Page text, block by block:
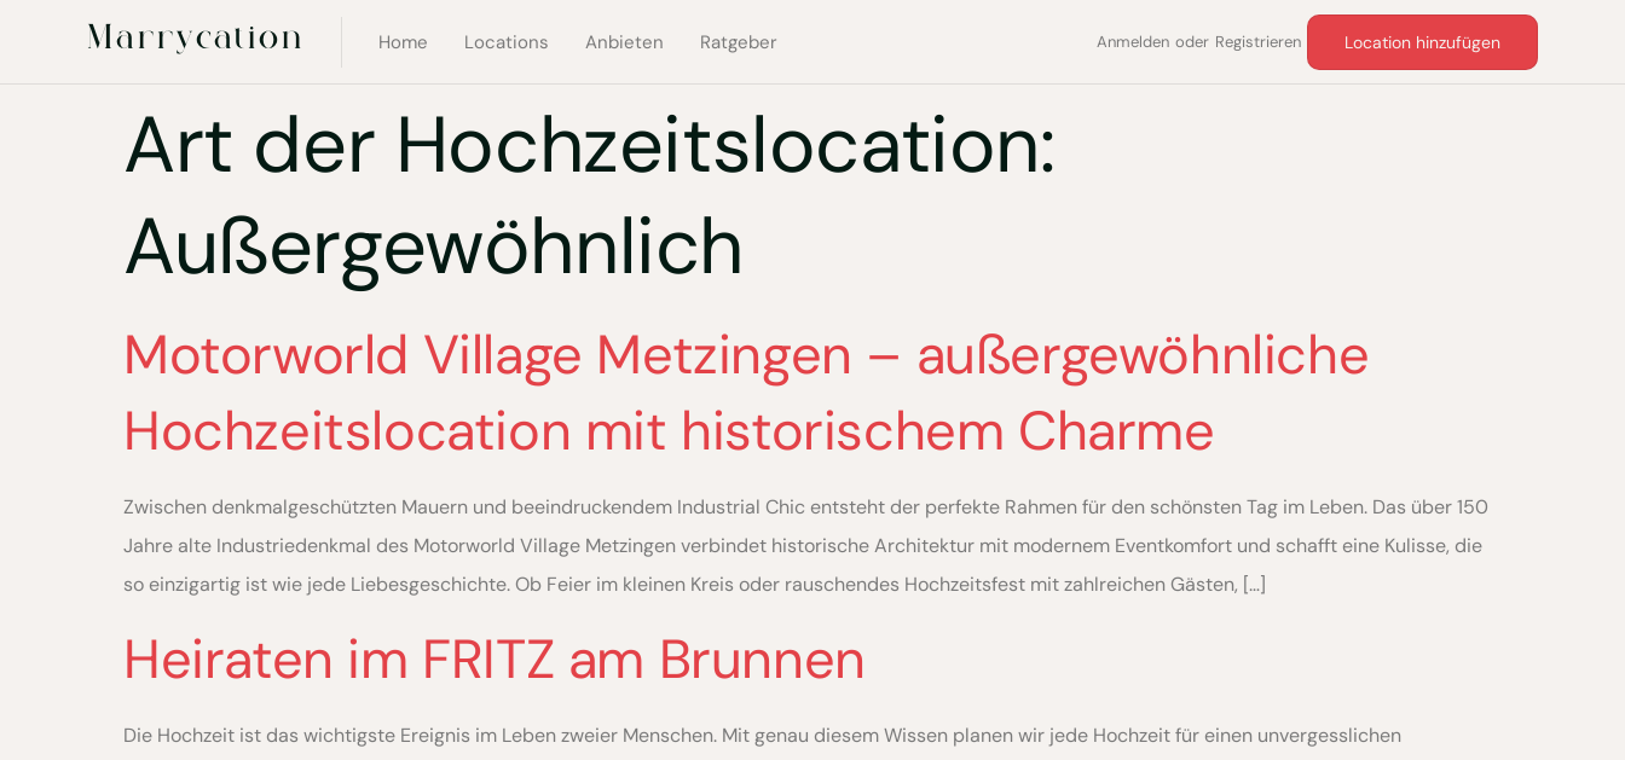
Marrycation Home Locations Anbieten Ratgeber Anmelden oder Registrieren Location hinzufügen
Art der Hochzeitslocation:
Außergewöhnlich
Motorworld Village Metzingen – außergewöhnliche
Hochzeitslocation mit historischem Charme
Zwischen denkmalgeschützten Mauern und beeindruckendem Industrial Chic entsteht der perfekte Rahmen für den schönsten Tag im Leben. Das über 150
Jahre alte Industriedenkmal des Motorworld Village Metzingen verbindet historische Architektur mit modernem Eventkomfort und schafft eine Kulisse, die
so einzigartig ist wie jede Liebesgeschichte. Ob Feier im kleinen Kreis oder rauschendes Hochzeitsfest mit zahlreichen Gästen, […]
Heiraten im FRITZ am Brunnen
Die Hochzeit ist das wichtigste Ereignis im Leben zweier Menschen. Mit genau diesem Wissen planen wir jede Hochzeit für einen unvergesslichen